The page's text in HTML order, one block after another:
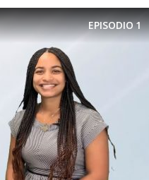
EPISODIO1